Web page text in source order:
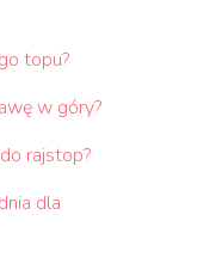
topu?
w góry?
rajstop?
dla